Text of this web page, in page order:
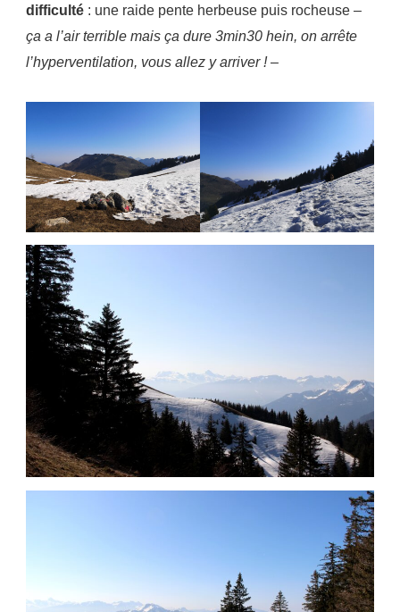
difficulté : une raide pente herbeuse puis rocheuse –
ça a l’air terrible mais ça dure 3min30 hein, on arrête
l’hyperventilation, vous allez y arriver !–